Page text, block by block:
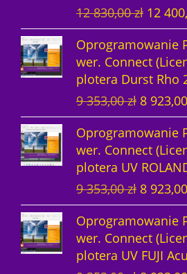
o
i
:
1
5
3
1
0
,
0
0
n
a
w
y
n
o
i
ł
:
1
5
3
1
t
n
a
c
e
n
a
w
y
n
o
i
ł
12 830,00zł P
i
e
r
w
o
t
n
a
c
e
n
a
w
y
12
Oprogramowanie
wer. Connect
plotera Durst Rho
9 353,00zł P
i
e
r
w
o
t
n
a
c
8 923,00
Oprogramowanie
wer. Connect
plotera UV
9 353,00zł P
i
e
r
w
8 923,00
Oprogramowanie
wer. Connect
plotera UV FUJI